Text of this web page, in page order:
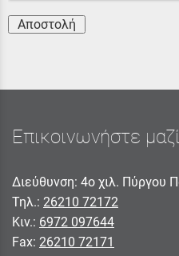
Αποστολή
Επικοινωνήστε
Διεύθυνση: 4ο χιλ. Πύργου
Τηλ.: 26210 72172
Κιν.: 6972 097644
Fax: 26210 72171